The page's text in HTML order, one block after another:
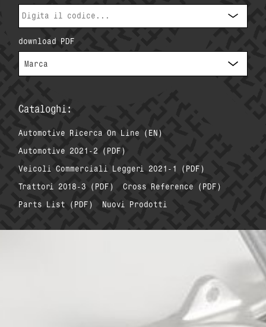
download PDF
Cataloghi:
Automotive Ricerca On Line (EN)
Automotive 2021-2 (PDF)
Veicoli Commerciali Leggeri 2021-1 (PDF)
Trattori 2018-3 (PDF)
Cross Reference (PDF)
Parts List (PDF)
Nuovi Prodotti